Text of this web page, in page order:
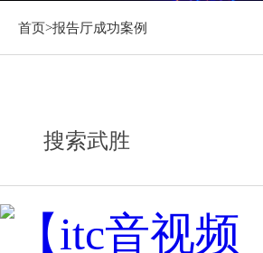
首页>报告厅成功案例
搜索武胜